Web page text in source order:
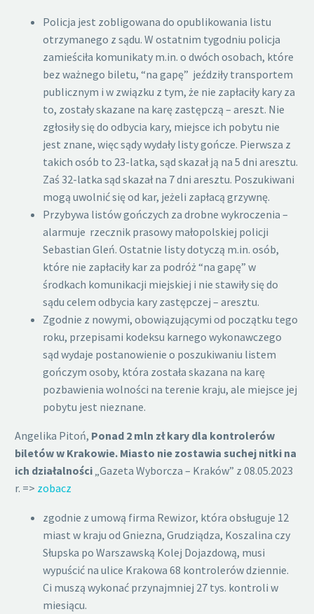
Policja jest zobligowana do opublikowania listu
otrzymanego z sądu. W ostatnim tygodniu policja
zamieściła komunikaty m.in. o dwóch osobach, które
bez ważnego biletu, “na gapę” jeździły transportem
publicznym i w związku z tym, że nie zapłaciły kary za
to, zostały skazane na karę zastępczą – areszt. Nie
zgłosiły się do odbycia kary, miejsce ich pobytu nie
jest znane, więc sądy wydały listy gończe. Pierwsza z
takich osób to 23-latka, sąd skazał ją na 5 dni aresztu.
Zaś 32-latka sąd skazał na 7 dni aresztu. Poszukiwani
mogą uwolnić się od kar, jeżeli zapłacą grzywnę.
Przybywa listów gończych za drobne wykroczenia –
alarmuje rzecznik prasowy małopolskiej policji
Sebastian Gleń. Ostatnie listy dotyczą m.in. osób,
które nie zapłaciły kar za podróż “na gapę” w
środkach komunikacji miejskiej i nie stawiły się do
sądu celem odbycia kary zastępczej – aresztu.
Zgodnie z nowymi, obowiązującymi od początku tego
roku, przepisami kodeksu karnego wykonawczego
sąd wydaje postanowienie o poszukiwaniu listem
gończym osoby, która została skazana na karę
pozbawienia wolności na terenie kraju, ale miejsce jej
pobytu jest nieznane.
Angelika Pitoń, Ponad 2 mln zł kary dla kontrolerów
biletów w Krakowie. Miasto nie zostawia suchej nitki na
ich działalności „Gazeta Wyborcza – Kraków” z 08.05.2023
r. => zobacz
zgodnie z umową firma Rewizor, która obsługuje 12
miast w kraju od Gniezna, Grudziądza, Koszalina czy
Słupska po Warszawską Kolej Dojazdową, musi
wypuścić na ulice Krakowa 68 kontrolerów dziennie.
Ci muszą wykonać przynajmniej 27 tys. kontroli w
miesiącu.